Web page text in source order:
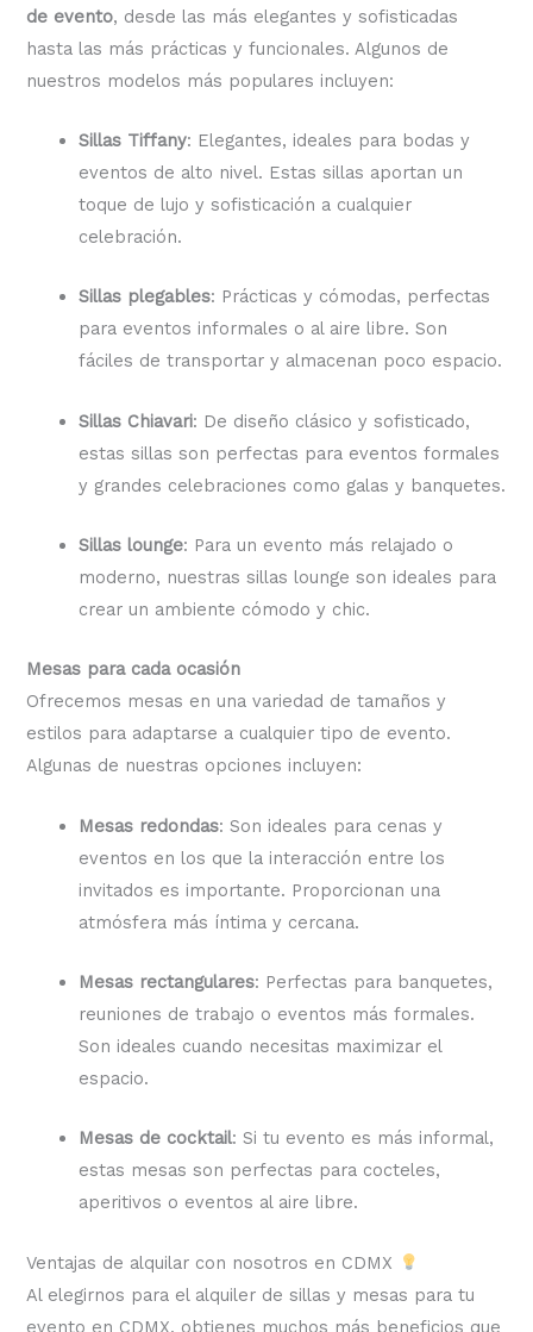
de evento, desde las más elegantes y sofisticadas
hasta las más prácticas y funcionales. Algunos de
nuestros modelos más populares incluyen:
Sillas Tiffany: Elegantes, ideales para bodas y
eventos de alto nivel. Estas sillas aportan un
toque de lujo y sofisticación a cualquier
celebración.
Sillas plegables: Prácticas y cómodas, perfectas
para eventos informales o al aire libre. Son
fáciles de transportar y almacenan poco espacio.
Sillas Chiavari: De diseño clásico y sofisticado,
estas sillas son perfectas para eventos formales
y grandes celebraciones como galas y banquetes.
Sillas lounge: Para un evento más relajado o
moderno, nuestras sillas lounge son ideales para
crear un ambiente cómodo y chic.
Mesas para cada ocasión
Ofrecemos mesas en una variedad de tamaños y
estilos para adaptarse a cualquier tipo de evento.
Algunas de nuestras opciones incluyen:
Mesas redondas: Son ideales para cenas y
eventos en los que la interacción entre los
invitados es importante. Proporcionan una
atmósfera más íntima y cercana.
Mesas rectangulares: Perfectas para banquetes,
reuniones de trabajo o eventos más formales.
Son ideales cuando necesitas maximizar el
espacio.
Mesas de cocktail: Si tu evento es más informal,
estas mesas son perfectas para cocteles,
aperitivos o eventos al aire libre.
Ventajas de alquilar con nosotros en CDMX
Al elegirnos para el alquiler de sillas y mesas para tu
evento en CDMX, obtienes muchos más beneficios que